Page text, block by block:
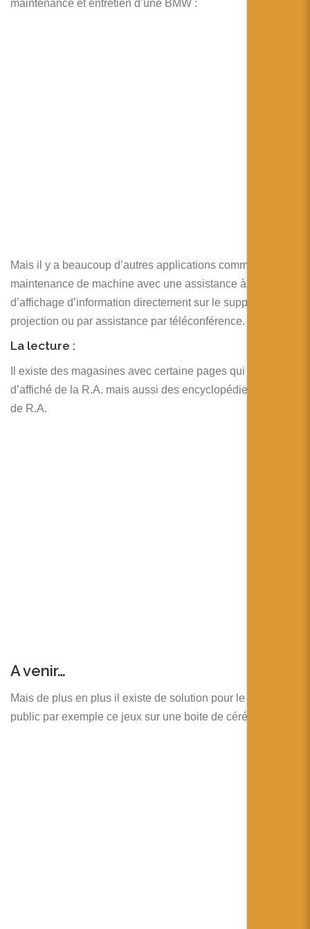
maintenance et entretien d’une BMW :
Mais il y a beaucoup d’autres applications comme la
maintenance de machine avec une assistance à l’aide
d’affichage d’information directement sur le support de
projection ou par assistance par téléconférence.
La lecture :
Il existe des magasines avec certaine pages qui permettent
d’affiché de la R.A. mais aussi des encyclopédie enrichies
de R.A.
A venir…
Mais de plus en plus il existe de solution pour le grand
public par exemple ce jeux sur une boite de céréales :